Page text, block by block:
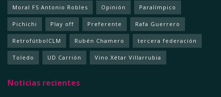
Moral FS Antonio Robles Opinión Paralímpico
Pichichi Play off Preferente Rafa Guerrero
RetrofútbolCLM Rubén Chamero tercera federación
Toledo UD Carrión Vino Xétar Villarrubia
Noticias recientes